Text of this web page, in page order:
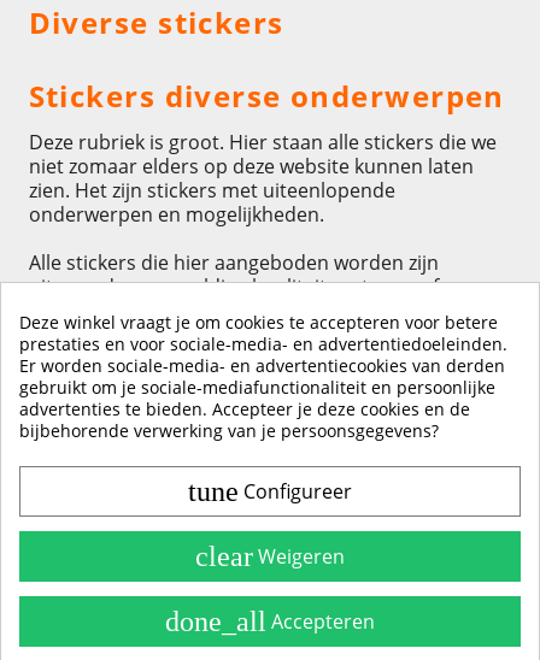
Diverse stickers
Stickers diverse onderwerpen
Deze rubriek is groot. Hier staan alle stickers die we
niet zomaar elders op deze website kunnen laten
zien. Het zijn stickers met uiteenlopende
onderwerpen en mogelijkheden.
Alle stickers die hier aangeboden worden zijn
uiteraard van geweldige kwaliteit, waterproof en
kleurecht. U kunt bij de meeste ontwerpen zelf
aangeven welke kleur, maat en zelfs tekst erbij
gemaakt moet worden.
Stickers bestellen was nog nooit zo eenvoudig.
Deze winkel vraagt je om cookies te accepteren voor betere
prestaties en voor sociale-media- en advertentiedoeleinden.
Er worden sociale-media- en advertentiecookies van derden
gebruikt om je sociale-mediafunctionaliteit en persoonlijke
advertenties te bieden. Accepteer je deze cookies en de
bijbehorende verwerking van je persoonsgegevens?
tune Configureer
clearWeigeren
done_all Accepteren